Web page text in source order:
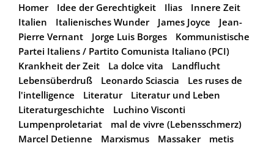
Homer
Idee der Gerechtigkeit Ilias
Innere Zeit
Italien
Italienisches Wunder James Joyce
Jean-
Pierre Vernant
Jorge Luis Borges
Kommunistische
Partei Italiens / Partito Comunista Italiano (PCI)
Krankheit der Zeit
La dolce vita
Landflucht
Lebensüberdruß
Leonardo Sciascia
Les ruses de
l'intelligence
Literatur
Literatur und Leben
Literaturgeschichte
Luchino Visconti
Lumpenproletariat
mal de vivre (Lebensschmerz)
Marcel Detienne
Marxismus Massaker
metis